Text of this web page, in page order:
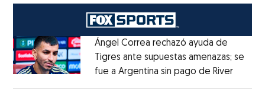
Ángel Correa rechazó ayuda de
Tigres ante supuestas amenazas; se
fue a Argentina sin pago de RiverOpens